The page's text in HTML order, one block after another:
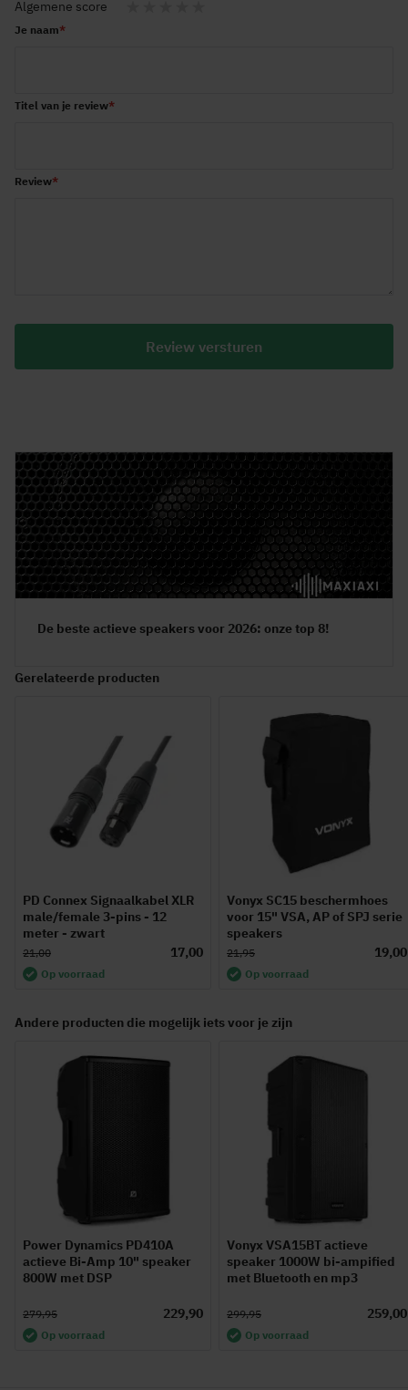
Algemene score
Je naam
Titel van je review
Review
Review versturen
De beste actieve speakers voor 2026: onze top 8!
Gerelateerde producten
PD Connex Signaalkabel XLR
male/female 3-pins - 12
meter - zwart
17,00
21,00
Op voorraad
Vonyx SC15 beschermhoes
voor 15" VSA, AP of SPJ serie
speakers
19,00
21,95
Op voorraad
Andere producten die mogelijk iets voor je zijn
Power Dynamics PD410A
actieve Bi-Amp 10" speaker
800W met DSP
229,90
279,95
Op voorraad
Vonyx VSA15BT actieve
speaker 1000W bi-ampified
met Bluetooth en mp3
259,00
299,95
Op voorraad